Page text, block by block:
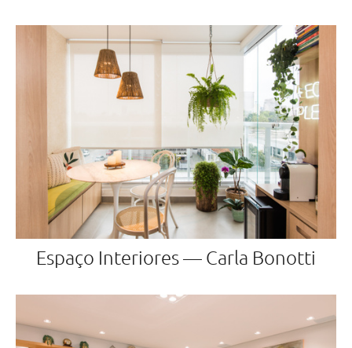
Espaço Interiores — Carla Bonotti